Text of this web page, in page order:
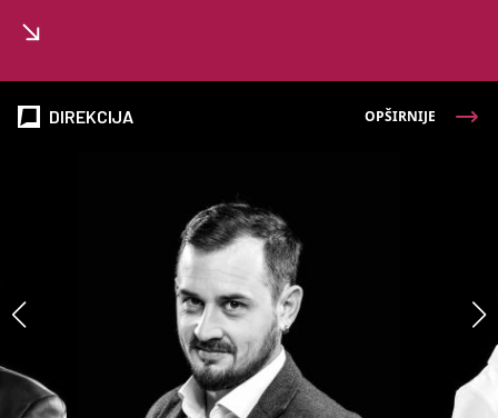
DIREKCIJA OPŠIRNIJE